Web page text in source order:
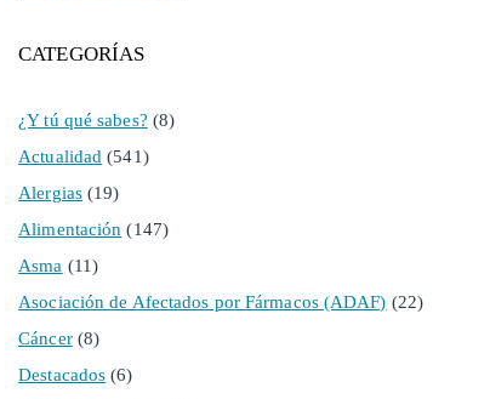
CATEGORÍAS
¿Y tú qué sabes? (8)
Actualidad (541)
Alergias(19)
Alimentación (147)
Asma (11)
Asociación de Afectados por Fármacos (ADAF) (22)
Cáncer(8)
Destacados (6)